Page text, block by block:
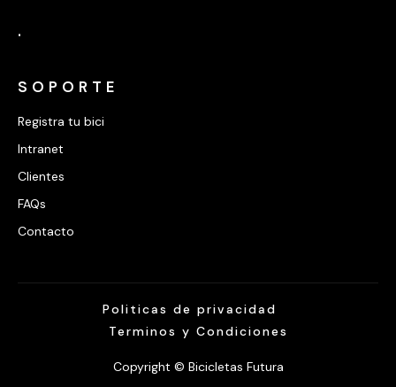
.
SOPORTE
Registra tu bici
Intranet
Clientes
FAQs
Contacto
Copyright © Bicicletas Futura
Politicas de privacidad
Terminos y Condiciones